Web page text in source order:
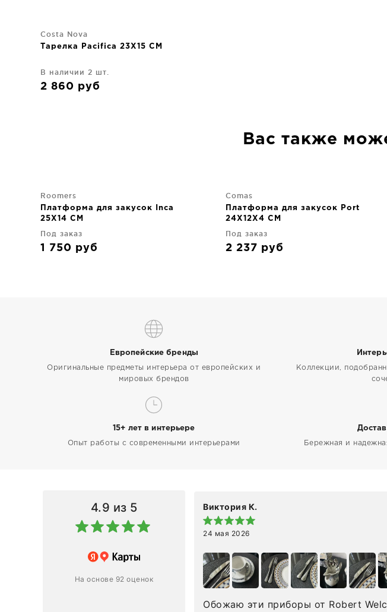
Costa Nova
Тарелка Pacifica 23X15 CM
В наличии 2 шт.
2 860 руб
Вас также
Roomers
Платформа для закусок Inca
25X14 CM
Под заказ
1 750 руб
Comas
Платформа для закусок Port
24X12X4 CM
Под заказ
2 237 руб
Европейские бренды
Оригинальные предметы интерьера от европейских и
мировых брендов
Коллекции,
15+ лет в интерьере
Опыт работы с современными интерьерами Бережная и
4.9 из 5
На основе 92 оценок
магазину за оперативную
приехал ко мне целым и
Виктория К.
24 мая 2026
Обожаю эти приборы от Robert